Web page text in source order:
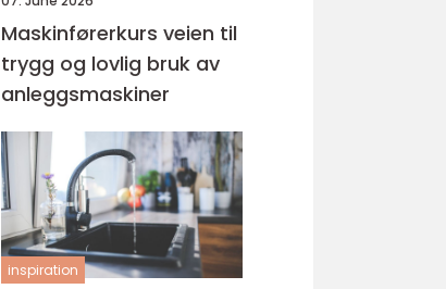
Maskinførerkurs veien til
trygg og lovlig bruk av
anleggsmaskiner
inspiration